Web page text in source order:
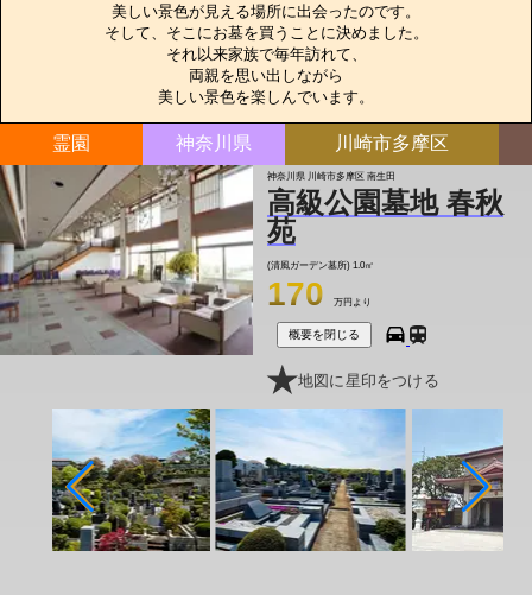
美しい景色が見える場所に出会ったのです。
そして、そこにお墓を買うことに決めました。
それ以来家族で毎年訪れて、
両親を思い出しながら
美しい景色を楽しんでいます。
霊園 神奈川県 川崎市多摩区
神奈川県 川崎市多摩区 南生田
高級公園墓地 春秋
苑
(清風ガーデン墓所) 1.0㎡
170 万円より
概要を閉じる
地図に星印をつける